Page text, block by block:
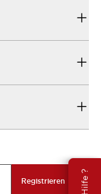
Registrieren